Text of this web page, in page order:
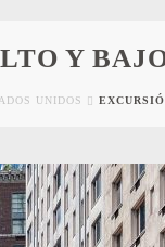
Y
UNIDOS